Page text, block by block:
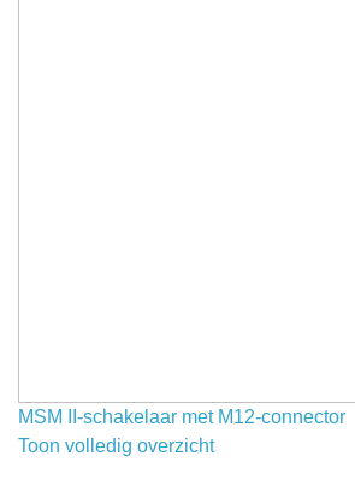
MSM II-schakelaar met M12-connector
Toon volledig overzicht